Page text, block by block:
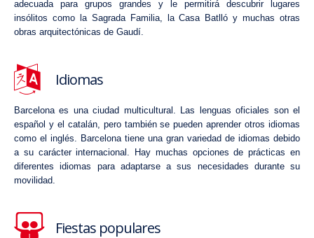
adecuada para grupos grandes y le permitirá descubrir lugares
insólitos como la Sagrada Familia, la Casa Batlló y muchas otras
obras arquitectónicas de Gaudí.
Idiomas
Barcelona es una ciudad multicultural. Las lenguas oficiales son el
español y el catalán, pero también se pueden aprender otros idiomas
como el inglés. Barcelona tiene una gran variedad de idiomas debido
a su carácter internacional. Hay muchas opciones de prácticas en
diferentes idiomas para adaptarse a sus necesidades durante su
movilidad.
Fiestas populares